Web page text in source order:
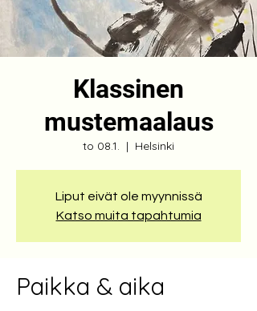
Klassinen
mustemaalaus
to 08.1.
  |
Helsinki
Liput eivät ole myynnissä
Katso muita tapahtumia
Paikka & aika